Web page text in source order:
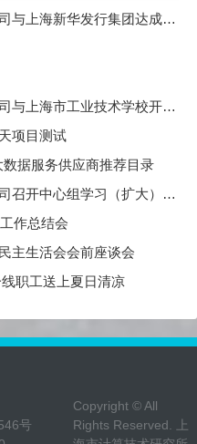
海新华发行集团达成战略合作
工业技术学校开展党建交流活动
项目测试
据服务供应商推荐目录
落实全面从严治党加强党风廉政建设和反腐败工作会议
作总结会
主生活会会前座谈会
职工送上夏日清凉
号
Copyright © All
Rights Reserved. 上